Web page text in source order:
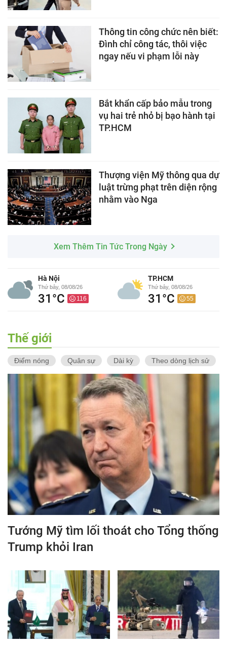
Thông tin công chức nên biết:
Đình chỉ công tác, thôi việc
ngay nếu vi phạm lỗi này
Bắt khẩn cấp bảo mẫu trong
vụ hai trẻ nhỏ bị bạo hành tại
TP.HCM
Thượng viện Mỹ thông qua dự
luật trừng phạt trên diện rộng
nhằm vào Nga
Xem Thêm Tin Tức Trong Ngày
Hà Nội
Thứ bảy, 08/08/26
31°C 116
TP.HCM
Thứ bảy, 08/08/26
31°C 55
Thế giới
Điểm nóng Quân sự Dài kỳ Theo dòng lịch sử
Tướng Mỹ tìm lối thoát cho Tổng thống
Trump khỏi Iran